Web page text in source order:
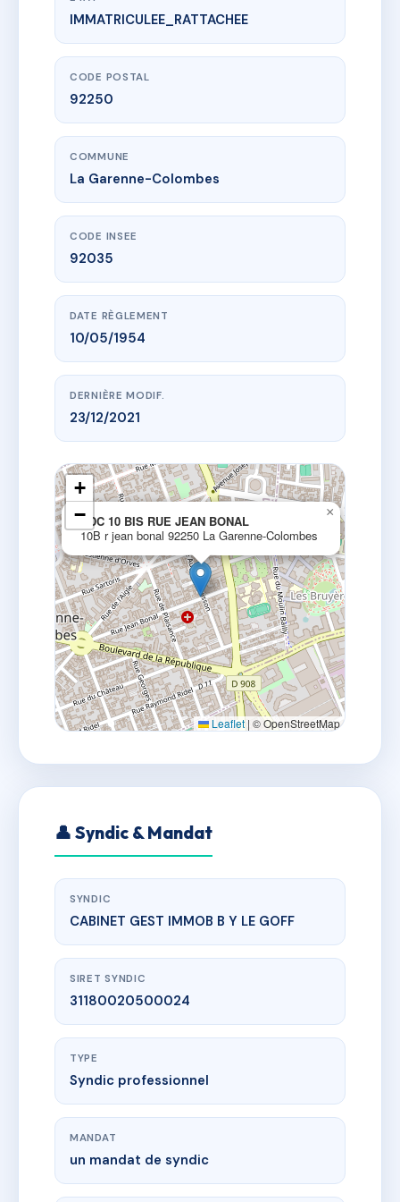
www.vme.plus/AC6580476
SDC 10 BIS RUE JEAN BONAL
10B r jean bonal92250 La Garenne-Colombes
IMMATRICULEE_RATTACHEE
CODE POSTAL
92250
COMMUNE
La Garenne-Colombes
CODE INSEE
92035
DATE RÈGLEMENT
10/05/1954
DERNIÈRE MODIF.
23/12/2021
SDC 10 BIS RUE JEAN BONAL
10B r jean bonal 92250 La Garenne-Colombes
×
+
−
Leaflet | © OpenStreetMap
👤 Syndic & Mandat
SYNDIC
CABINET GEST IMMOB B Y LE GOFF
SIRET SYNDIC
31180020500024
TYPE
Syndic professionnel
MANDAT
un mandat de syndic